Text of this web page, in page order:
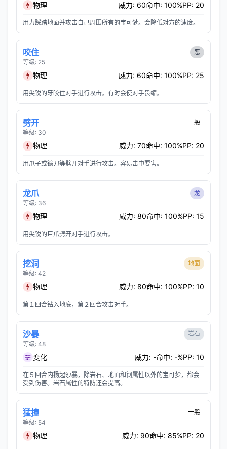
物理 威力: 60命中: 100%PP: 20
用力踩踏地面并攻击自己周围所有的宝可梦。会降低对方的速度。
咬住
等级: 25
恶
物理 威力: 60命中: 100%PP: 25
用尖锐的牙咬住对手进行攻击。有时会使对手畏缩。
劈开
等级: 30
一般
物理 威力: 70命中: 100%PP: 20
用爪子或镰刀等劈开对手进行攻击。容易击中要害。
龙爪
等级: 36
龙
物理 威力: 80命中: 100%PP: 15
用尖锐的巨爪劈开对手进行攻击。
挖洞
等级: 42
地面
物理 威力: 80命中: 100%PP: 10
第１回合钻入地底，第２回合攻击对手。
沙暴
等级: 48
岩石
变化 威力: -命中: -%PP: 10
在５回合内扬起沙暴，除岩石、地面和钢属性以外的宝可梦，都会
受到伤害。岩石属性的特防还会提高。
猛撞
等级: 54
一般
物理 威力: 90命中: 85%PP: 20